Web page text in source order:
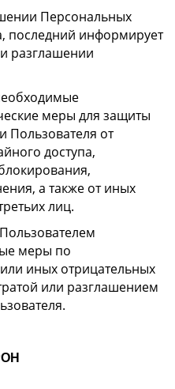
Персональных
последний информирует
разглашении
меры для защиты
Пользователя от
доступа,
а также от иных
лиц.
меры по
иных отрицательных
или разглашением